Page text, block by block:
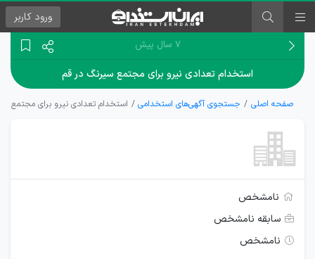
ورود کاربر
۷ سال پیش
استخدام تعدادی نیرو برای مجتمع سیرنگ در قم
صفحه اصلی جستجوی آگهی‌های استخدامی استخدام تعدادی نیرو برای مجتمع
نامشخص
سابقه نامشخص
نامشخص